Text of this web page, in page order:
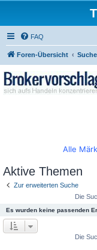
FAQ
Foren-Übersicht Suche
Alle
Aktive Themen
Zur erweiterten Suche
Die
Es wurden keine passenden
Die